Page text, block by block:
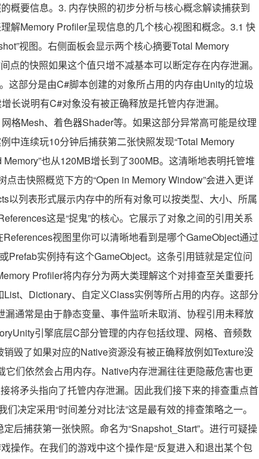
概要信息。3. 内存快照的初步分析与核心概念解读捕获到
解Memory Profiler呈现信息的几个核心视图和概念。3.1 快
视图。右侧面板会显示两个核心摘要Total Memory
的快照如果这个值只增不减基本可以断定存在内存泄漏。
这部分是由C#脚本创建的对象所占用的内存由Unity的垃圾
长说明有C#对象没有被正确释放是托管内存泄漏。
格Mesh、着色器Shader等。如果这部分异常高可能是纹理
中连续玩10分钟后捕获第二张快照发现“Total Memory
也从120MB增长到了300MB。这清晰地表明托管堆
击快照概览下方的“Open in Memory Window”会进入更详
以列表形式展示内存中的所有对象可以按类型、大小、所属
这是“捉鬼”的核心。它展示了对象之间的引用关系
视图里你可以清晰地看到是哪个GameObject通过
Prefab实例持有这个GameObject。这条引用链就是定位问
Profiler将内存分为两大类理解这个对排查至关重要托
、Dictionary、自定义Class实例等所占用的内存。这部分
通常是由于静态变量、事件监听未取消、协程引用未释放
引擎底层C部分管理的内存包括纹理、网格、音频数
毁了如果对应的Native资源没有被正确释放例如Texture没
们依然会占用内存。Native内存泄漏往往更隐蔽危害也更
将矛头指向了托管内存泄漏。因此我们接下来的排查重点首
决定采用“时间差分对比法”这是最有效的排查策略之一。
后捕获第一张快照。命名为“Snapshot_Start”。进行可疑操
操作。在我们的游戏中这个操作是“反复进入和退出某个包